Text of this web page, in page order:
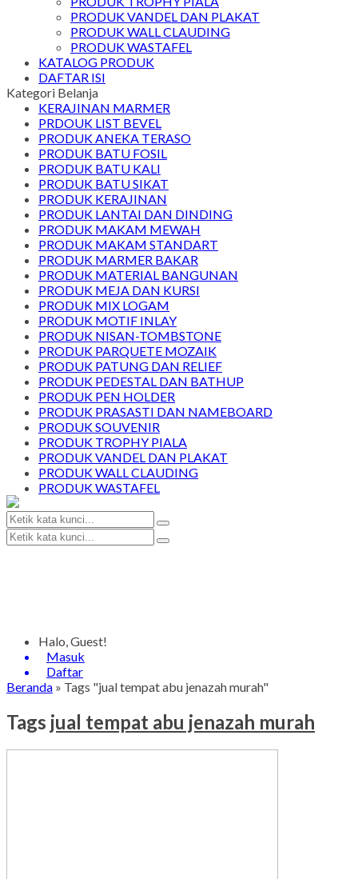
PRODUK VANDEL DAN PLAKAT
PRODUK WALL CLAUDING
PRODUK WASTAFEL
KATALOG PRODUK
DAFTAR ISI
Kategori Belanja
KERAJINAN MARMER
PRDOUK LIST BEVEL
PRODUK ANEKA TERASO
PRODUK BATU FOSIL
PRODUK BATU KALI
PRODUK BATU SIKAT
PRODUK KERAJINAN
PRODUK LANTAI DAN DINDING
PRODUK MAKAM MEWAH
PRODUK MAKAM STANDART
PRODUK MARMER BAKAR
PRODUK MATERIAL BANGUNAN
PRODUK MEJA DAN KURSI
PRODUK MIX LOGAM
PRODUK MOTIF INLAY
PRODUK NISAN-TOMBSTONE
PRODUK PARQUETE MOZAIK
PRODUK PATUNG DAN RELIEF
PRODUK PEDESTAL DAN BATHUP
PRODUK PEN HOLDER
PRODUK PRASASTI DAN NAMEBOARD
PRODUK SOUVENIR
PRODUK TROPHY PIALA
PRODUK VANDEL DAN PLAKAT
PRODUK WALL CLAUDING
PRODUK WASTAFEL
Halo, Guest!
Masuk
Daftar
Beranda » Tags "jual tempat abu jenazah murah"
Tags jual tempat abu jenazah murah